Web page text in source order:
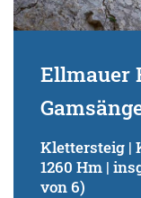
Ellmauer
Klettersteig |
1260 Hm |
von 6)